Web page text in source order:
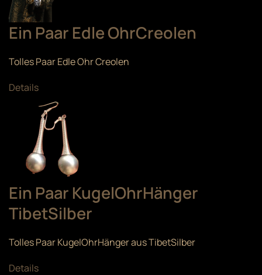
Ein Paar Edle OhrCreolen
Tolles Paar Edle Ohr Creolen
Details
Ein Paar KugelOhrHänger
TibetSilber
Tolles Paar KugelOhrHänger aus TibetSilber
Details